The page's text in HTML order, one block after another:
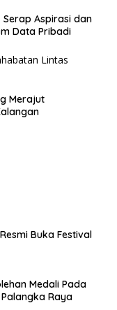
Serap Aspirasi dan
Data Pribadi
Merajut
Buka Festival
Medali Pada
Raya